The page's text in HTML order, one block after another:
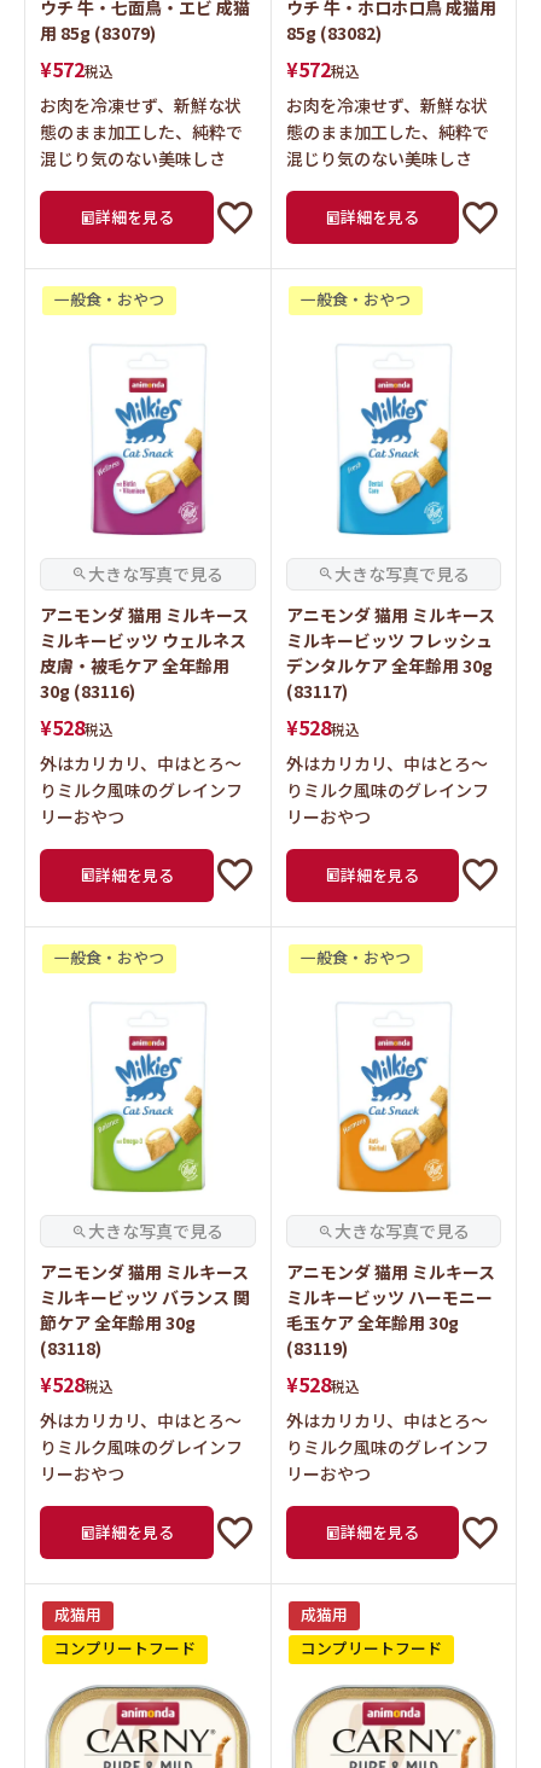
ウチ 牛・七面鳥・エビ 成猫
用 85g (83079)
¥572税込
お肉を冷凍せず、新鮮な状
態のまま加工した、純粋で
混じり気のない美味しさ
詳細を見る
ウチ 牛・ホロホロ鳥 成猫用
85g (83082)
¥572税込
お肉を冷凍せず、新鮮な状
態のまま加工した、純粋で
混じり気のない美味しさ
詳細を見る
一般食・おやつ
アニモンダ 猫用 ミルキース
ミルキービッツ ウェルネス
皮膚・被毛ケア 全年齢用
30g (83116)
¥528税込
外はカリカリ、中はとろ～
りミルク風味のグレインフ
リーおやつ
詳細を見る
一般食・おやつ
アニモンダ 猫用 ミルキース
ミルキービッツ フレッシュ
デンタルケア 全年齢用 30g
(83117)
¥528税込
外はカリカリ、中はとろ～
りミルク風味のグレインフ
リーおやつ
詳細を見る
一般食・おやつ
アニモンダ 猫用 ミルキース
ミルキービッツ バランス 関
節ケア 全年齢用 30g
(83118)
¥528税込
外はカリカリ、中はとろ～
りミルク風味のグレインフ
リーおやつ
詳細を見る
一般食・おやつ
アニモンダ 猫用 ミルキース
ミルキービッツ ハーモニー
毛玉ケア 全年齢用 30g
(83119)
¥528税込
外はカリカリ、中はとろ～
りミルク風味のグレインフ
リーおやつ
詳細を見る
成猫用
コンプリートフード
成猫用
コンプリートフード